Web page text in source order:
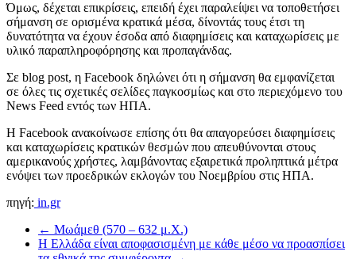
Όμως, δέχεται επικρίσεις, επειδή έχει παραλείψει να τοποθετήσει
σήμανση σε ορισμένα κρατικά μέσα, δίνοντάς τους έτσι τη
δυνατότητα να έχουν έσοδα από διαφημίσεις και καταχωρίσεις με
υλικό παραπληροφόρησης και προπαγάνδας.
Σε blog post, η Facebook δηλώνει ότι η σήμανση θα εμφανίζεται
σε όλες τις σχετικές σελίδες παγκοσμίως και στο περιεχόμενο του
News Feed εντός των ΗΠΑ.
Η Facebook ανακοίνωσε επίσης ότι θα απαγορεύσει διαφημίσεις
και καταχωρίσεις κρατικών θεσμών που απευθύνονται στους
αμερικανούς χρήστες, λαμβάνοντας εξαιρετικά προληπτικά μέτρα
ενόψει των προεδρικών εκλογών του Νοεμβρίου στις ΗΠΑ.
πηγή: in.gr
← Μωάμεθ (570 – 632 μ.Χ.)
Η Ελλάδα είναι αποφασισμένη με κάθε μέσο να προασπίσει